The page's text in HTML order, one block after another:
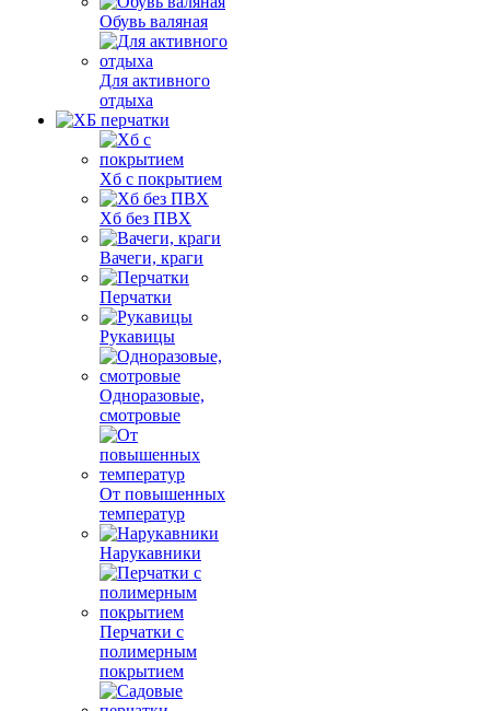
Обувь валяная
Для активного
отдыха
Хб с покрытием
Хб без ПВХ
Вачеги, краги
Перчатки
Рукавицы
Одноразовые,
смотровые
От повышенных
температур
Нарукавники
Перчатки с
полимерным
покрытием